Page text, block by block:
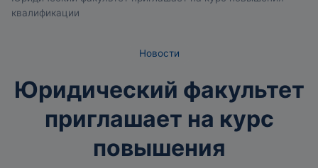
квалификации
Новости
Юридический факультет
приглашает на курс
повышения